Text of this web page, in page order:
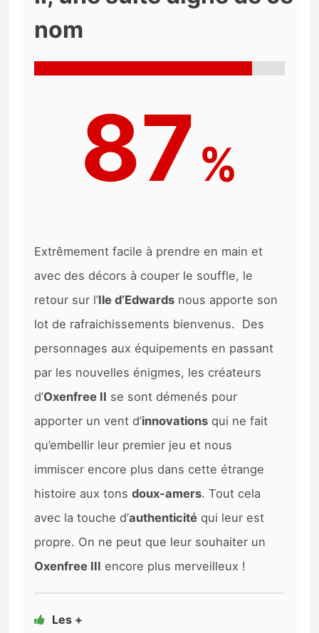
nom
87%
Extrêmement facile à prendre en main et
avec des décors à couper le souffle, le
retour sur l’Ile d’Edwards nous apporte son
lot de rafraichissements bienvenus. Des
personnages aux équipements en passant
par les nouvelles énigmes, les créateurs
d’Oxenfree II se sont démenés pour
apporter un vent d’innovations qui ne fait
qu’embellir leur premier jeu et nous
immiscer encore plus dans cette étrange
histoire aux tonsdoux-amers. Tout cela
avec la touche d’authenticité qui leur est
propre. On ne peut que leur souhaiter un
Oxenfree III encore plus merveilleux !
Les +